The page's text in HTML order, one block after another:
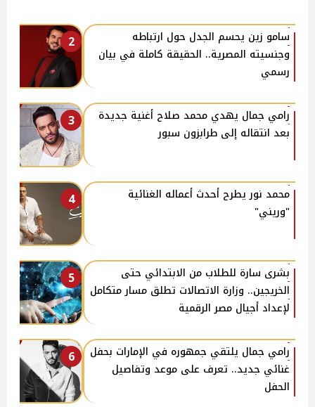
2
سامو زين يحسم الجدل حول ارتباطه
وجنسيته المصرية.. الحقيقة كاملة في بيان
رسمي
3
رامي جمال يهدي محمد صلاح أغنية جديدة
بعد انتقاله إلى طرابزون سبور
4
محمد نور يطرح أحدث أعماله الغنائية
"وريني"
5
بشرى سارة للطلاب من الابتدائي حتى
الخريجين.. وزارة الاتصالات تطلق مسار متكامل
لإعداد أجيال مصر الرقمية
6
رامي جمال يلتقي جمهوره في الإمارات بحفل
غنائي جديد.. تعرف على موعد وتفاصيل
الحفل